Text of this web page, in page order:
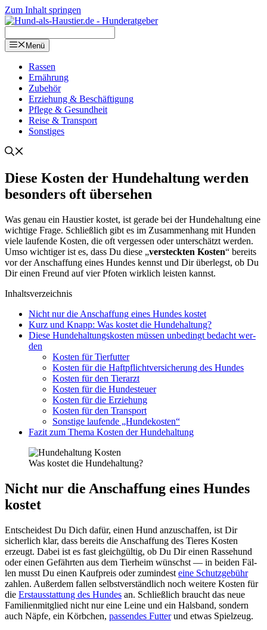
Zum Inhalt springen
Menü
Ras­sen
Ernäh­rung
Zube­hör
Erzie­hung & Beschäf­ti­gung
Pfle­ge & Gesund­heit
Rei­se & Trans­port
Sons­ti­ges
Die­se Kos­ten der Hun­de­hal­tung wer­den
beson­ders oft über­se­hen
Was genau ein Haus­tier kos­tet, ist gera­de bei der Hun­de­hal­tung eine
wich­ti­ge Fra­ge. Schließ­lich gibt es im Zusam­men­hang mit Hun­den
vie­le lau­fen­de Kos­ten, die oft ver­ges­sen oder unter­schätzt wer­den.
Umso wich­ti­ger ist es, dass Du die­se „ver­steck­ten Kos­ten“ bereits
vor der Anschaf­fung eines Hun­des kennst und Dir über­legst, ob Du
Dir einen Freund auf vier Pfo­ten wirk­lich leis­ten kannst.
Inhalts­ver­zeich­nis
Nicht nur die Anschaf­fung eines Hun­des kos­tet
Kurz und Knapp: Was kos­tet die Hun­de­hal­tung?
Die­se Hun­de­hal­tungs­kos­ten müs­sen unbe­dingt bedacht wer­
den
Kos­ten für Tier­fut­ter
Kos­ten für die Haft­pflicht­ver­si­che­rung des Hun­des
Kos­ten für den Tier­arzt
Kos­ten für die Hun­de­steu­er
Kos­ten für die Erzie­hung
Kos­ten für den Trans­port
Sons­ti­ge lau­fen­de „Hun­de­kos­ten“
Fazit zum The­ma Kos­ten der Hun­de­hal­tung
Was kos­tet die Hun­de­hal­tung?
Nicht nur die Anschaf­fung eines Hun­des
kos­tet
Ent­schei­dest Du Dich dafür, einen Hund anzu­schaf­fen, ist Dir
sicher­lich klar, dass bereits die Anschaf­fung des Tie­res Kos­ten
erzeugt. Dabei ist es fast gleich­gül­tig, ob Du Dir einen Ras­se­hund
oder einen Gefähr­ten aus dem Tier­heim wünschst — in bei­den Fäl­
len musst Du einen Kauf­preis oder zumin­dest eine Schutz­ge­bühr
zah­len. Außer­dem fal­len selbst­ver­ständ­lich noch wei­te­re Kos­ten für
die Erst­aus­stat­tung des Hun­des an. Schließ­lich braucht das neue
Fami­li­en­mit­glied nicht nur eine Lei­ne und ein Hals­band, son­dern
auch Näp­fe, ein Körb­chen, pas­sen­des Fut­terund etwas Spiel­zeug.